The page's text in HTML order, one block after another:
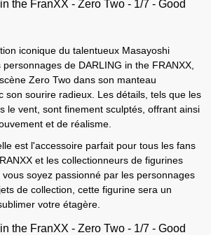
iconique du talentueux Masayoshi
personnages de DARLING in the FRANXX,
Zero Two dans son manteau
son sourire radieux. Les détails, tels que les
le vent, sont finement sculptés, offrant ainsi
et de réalisme.
est l'accessoire parfait pour tous les fans
et les collectionneurs de figurines
soyez passionné par les personnages
de collection, cette figurine sera un
votre étagère.